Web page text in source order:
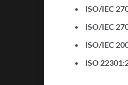
ISO/IEC
ISO/IEC
ISO/IEC
ISO